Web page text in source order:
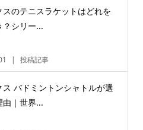
スのテニスラケットはどれを
？シリー...
投稿記事
ス バドミントンシャトルが選
由｜世界...